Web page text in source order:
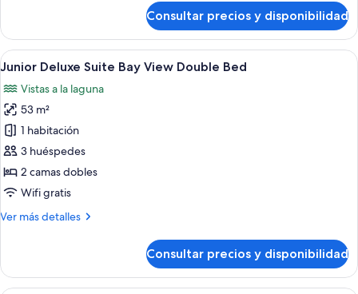
View
King
Bed
Club
Premium
Suite
&
Ocean
View
King
Bed
Consultar precios y disponibilidad
Abrir
todas
las
fotos
de
Junior
Deluxe
Suite
View
Habitación de hotel con dos camas,
2
Junior Deluxe Suite Bay View Double Bed
Vistas a la laguna
53 m²
1 habitación
3 huéspedes
2 camas dobles
Wifi gratis
Ver más detalles
Más
Deluxe
Suite
Consultar precios y disponibilidad